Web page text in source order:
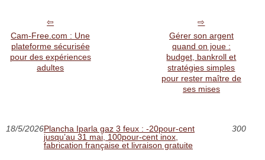
Cam-Free.com : Une
plateforme sécurisée
pour des expériences
adultes
Gérer son argent
quand on joue :
budget, bankroll et
stratégies simples
pour rester maître de
ses mises
18/5/2026Plancha Iparla gaz 3 feux : -20pour-cent
jusqu’au 31 mai, 100pour-cent inox,
fabrication française et livraison gratuite
300